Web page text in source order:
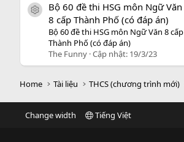
icon tài liệu
Bộ 60 đề thi HSG môn Ngữ Văn
8 cấp Thành Phố (có đáp án)
Bộ 60 đề thi HSG môn Ngữ Văn 8 cấp
Thành Phố (có đáp án)
The Funny Cập nhật: 19/3/23
Home Tài liệu THCS (chương trình mới)
Change width Tiếng Việt